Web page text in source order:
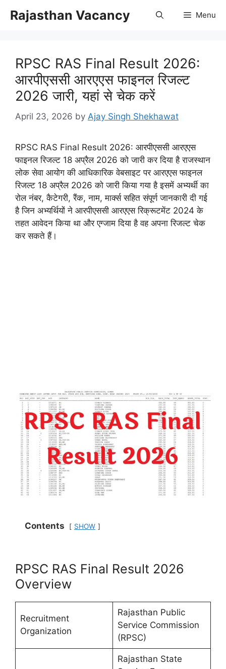
Rajasthan Vacancy Menu
RPSC RAS Final Result 2026:
आरपीएससी आरएएस फाइनल रिजल्ट
2026 जारी, यहां से चेक करें
April 23, 2026 by Ajay Singh Shekhawat
RPSC RAS Final Result 2026: आरपीएससी आरएएस
फाइनल रिजल्ट 18 अप्रैल 2026 को जारी कर दिया है राजस्थान
लोक सेवा आयोग की आधिकारिक वेबसाइट पर आरएएस फाइनल
रिजल्ट 18 अप्रैल 2026 को जारी किया गया है इसमें अभ्यर्थी का
रोल नंबर, कैटेगरी, रैंक, नाम, मार्क्स सहित संपूर्ण जानकारी दी गई
है जिन अभ्यर्थियों ने आरपीएससी आरएएस रिक्रूटमेंट 2024 के
तहत आवेदन किया था और एग्जाम दिया है वह अपना रिजल्ट चेक
कर सकते हैं।
Contents SHOW
RPSC RAS Final Result 2026
Overview
Recruitment
Organization
Rajasthan Public
Service Commission
(RPSC)
Rajasthan State